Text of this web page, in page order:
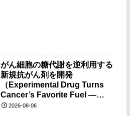
がん細胞の糖代謝を逆利用する
新規抗がん剤を開発
（Experimental Drug Turns
Cancer’s Favorite Fuel —
Sugar — Against It）
2026-08-06